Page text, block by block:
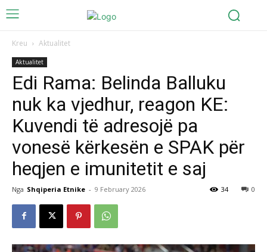
Kreu Aktualitet
Aktualitet
Edi Rama: Belinda Balluku
nuk ka vjedhur, reagon KE:
Kuvendi të adresojë pa
vonesë kërkesën e SPAK për
heqjen e imunitetit e saj
Nga Shqiperia Etnike - 9 February 2026 0
34